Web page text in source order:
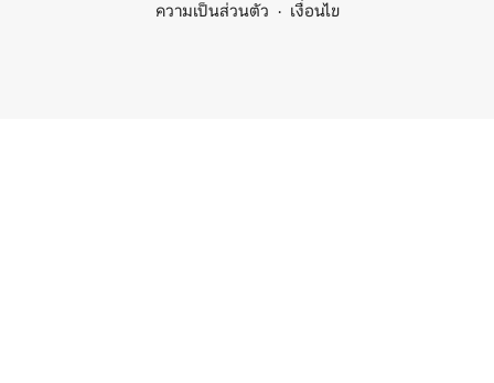
ความเป็นส่วนตัว
เงื่อนไข